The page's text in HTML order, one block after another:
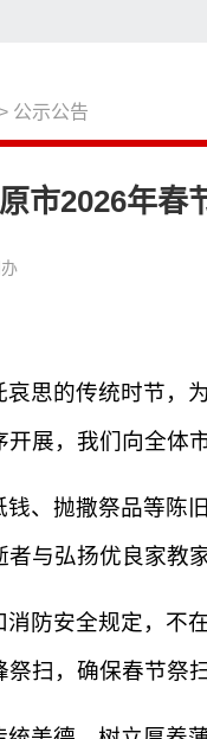
公示公告
市2026年春
思的传统时节，
展，我们向全体
、抛撒祭品等
与弘扬优良家教
防安全规定，
扫，确保春节祭